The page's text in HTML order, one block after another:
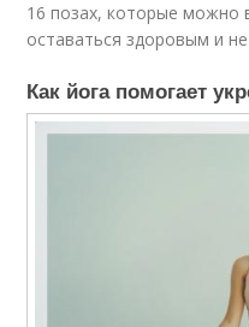
16 позах, которые можно
оставаться здоровым и
Как йога помогает